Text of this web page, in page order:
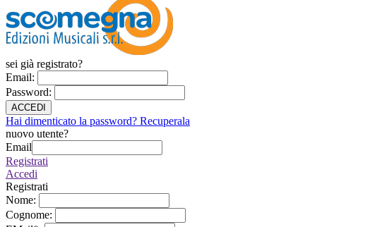
sei già registrato?
Email:
Password:
ACCEDI
Hai dimenticato la password? Recuperala
nuovo utente?
Email
Registrati
Accedi
Registrati
Nome:
Cognome: